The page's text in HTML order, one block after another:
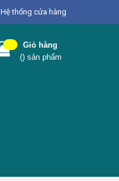
Hệ thống cửa hàng
Giỏ hàng
() sản phẩm